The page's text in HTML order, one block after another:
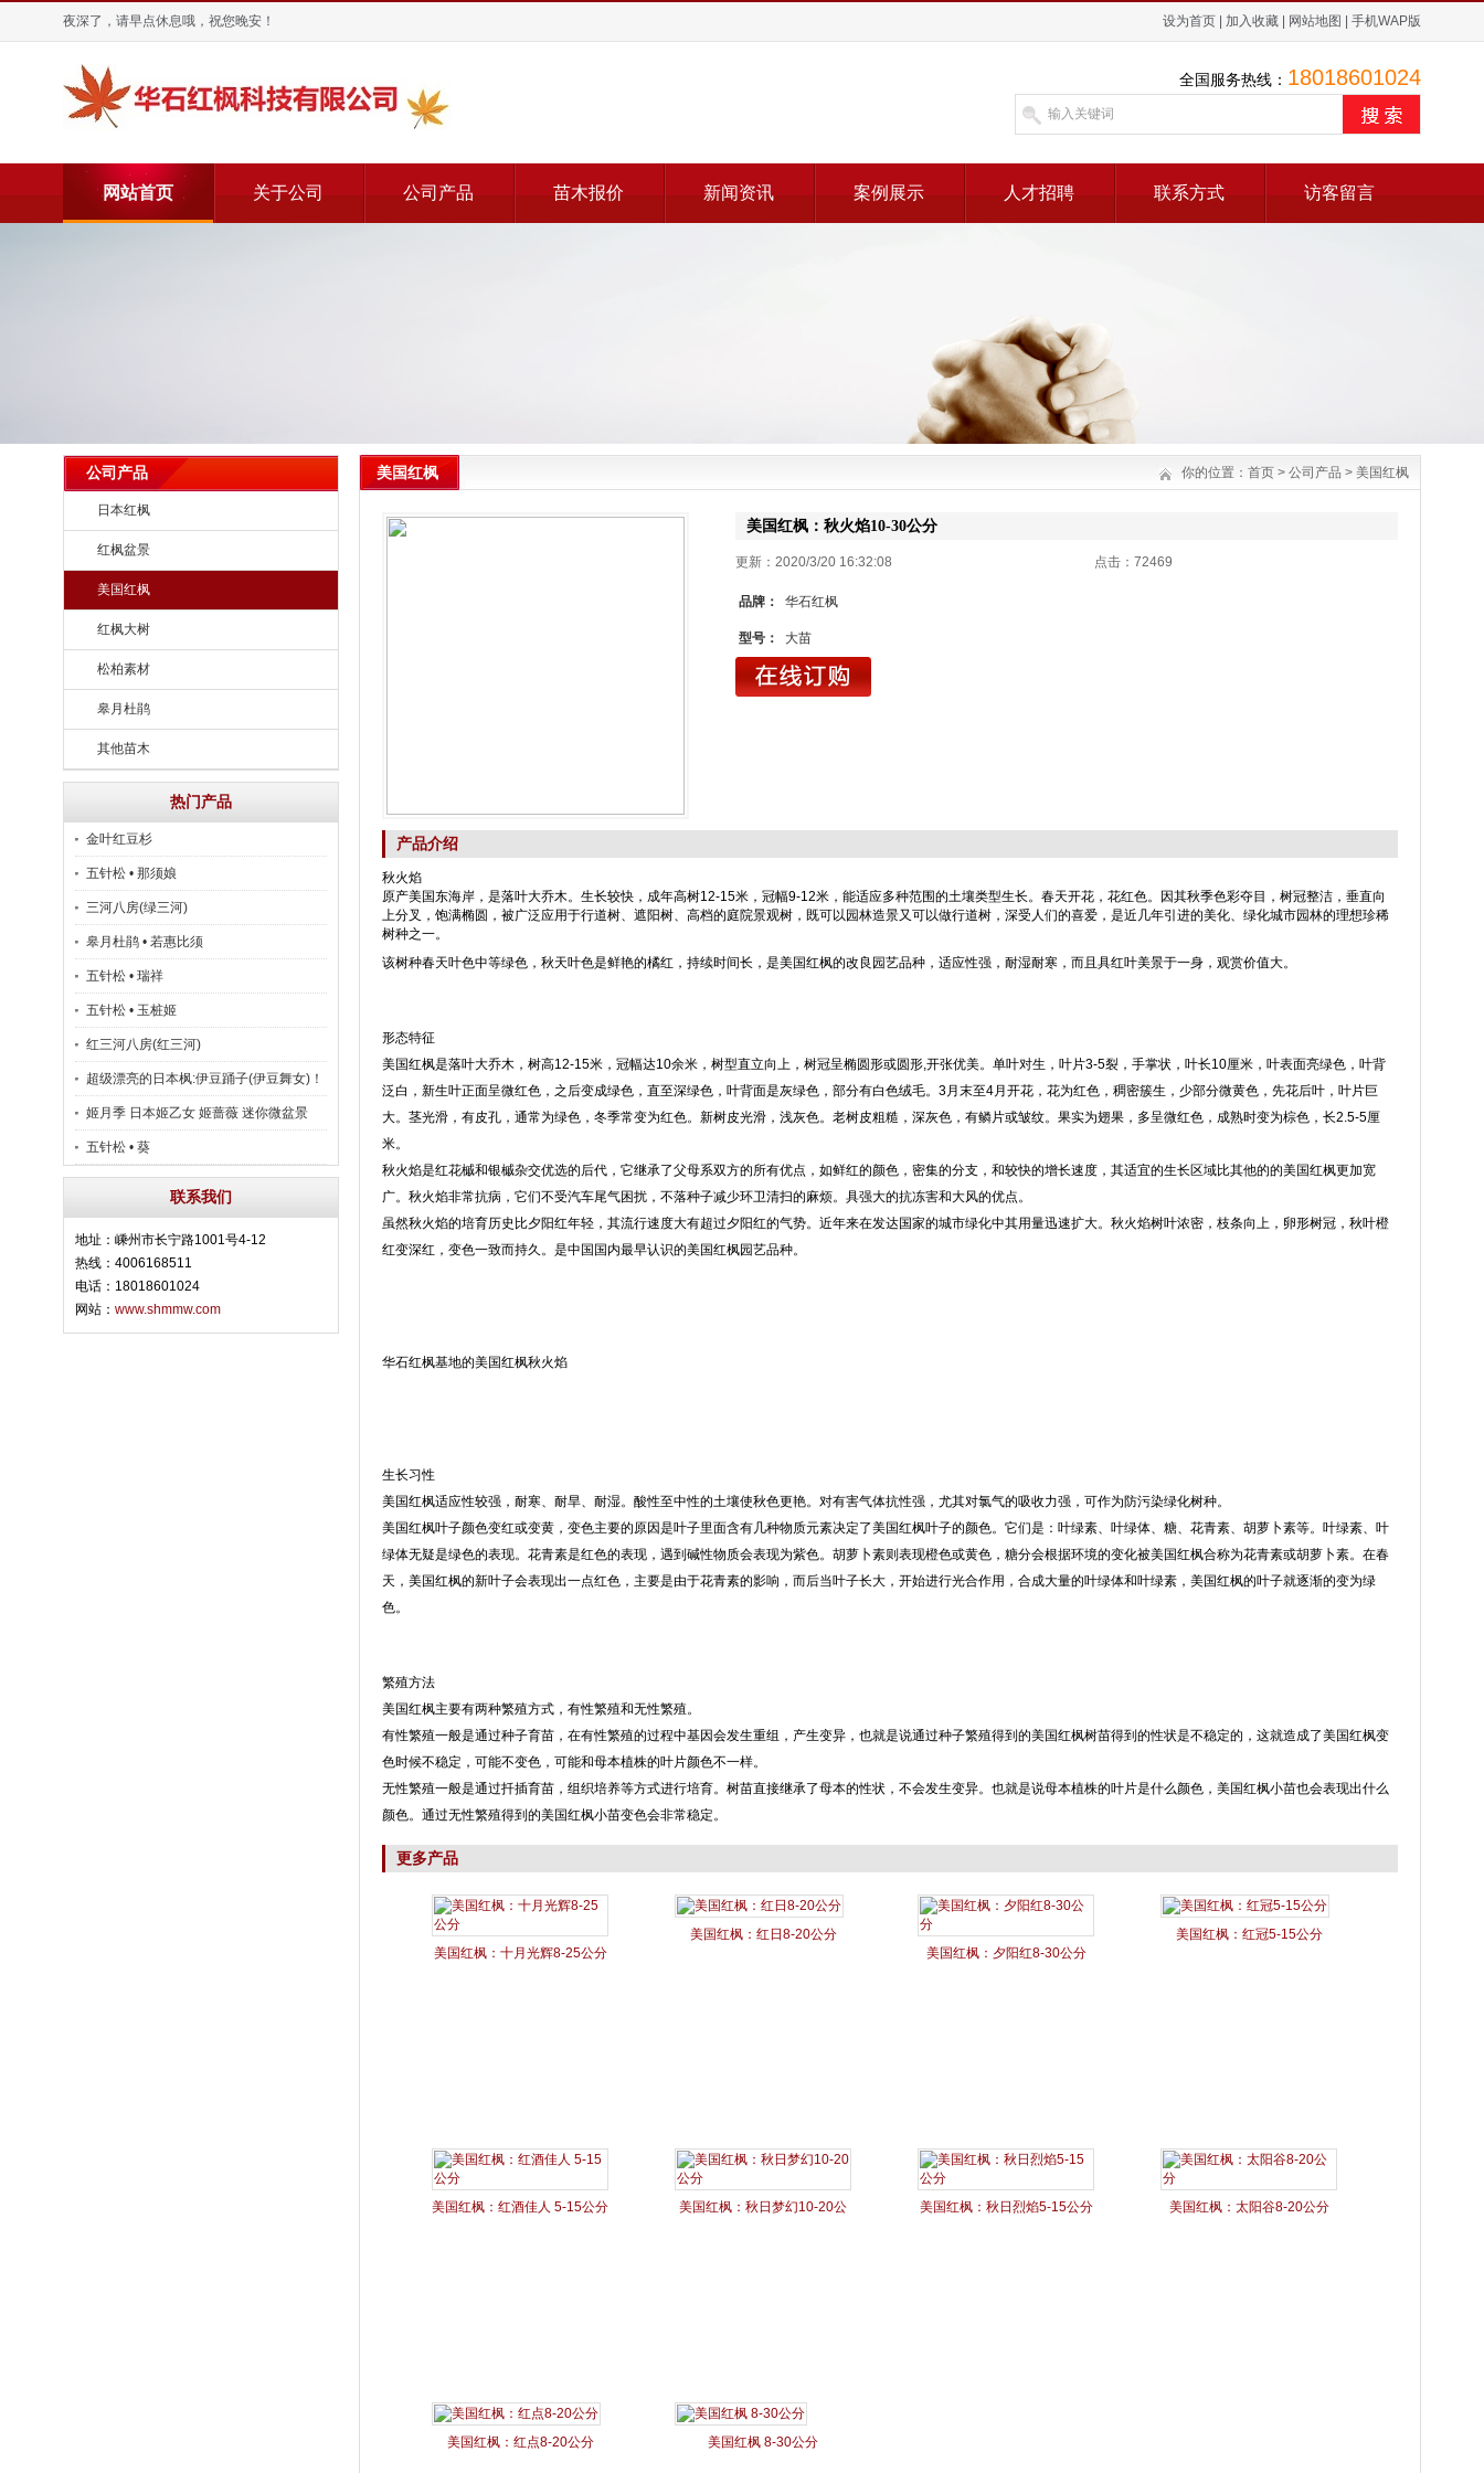
夜深了，请早点休息哦，祝您晚安！ 设为首页 加入收藏 网站地图 手机WAP版
全国服务热线： 18018601024
网站首页 关于公司 公司产品 苗木报价 新闻资讯 案例展示 人才招聘 联系方式 访客留言
1
公司产品
日本红枫
红枫盆景
美国红枫
红枫大树
松柏素材
皋月杜鹃
其他苗木
热门产品
金叶红豆杉
五针松 • 那须娘
三河八房(绿三河)
皋月杜鹃 • 若惠比须
五针松 • 瑞祥
五针松 • 玉桩姬
红三河八房(红三河)
超级漂亮的日本枫:伊豆踊子(伊豆舞女)！
姬月季 日本姬乙女 姬蔷薇 迷你微盆景
五针松 • 葵
联系我们
地址：嵊州市长宁路1001号4-12
热线：4006168511
电话：18018601024
网站： www.shmmw.com
美国红枫 你的位置： 首页 > 公司产品 > 美国红枫
美国红枫：秋火焰10-30公分
更新：2020/3/20 16:32:08 点击：72469
品牌： 华石红枫
型号： 大苗
产品介绍
秋火焰
原产美国东海岸，是落叶大乔木。生长较快，成年高树12-15米，冠幅9-12米，能适应多种范围的土壤类型生长。春天开花，花红色。因其秋季色彩夺目，树冠整洁，垂直向
上分叉，饱满椭圆，被广泛应用于行道树、遮阳树、高档的庭院景观树，既可以园林造景又可以做行道树，深受人们的喜爱，是近几年引进的美化、绿化城市园林的理想珍稀
树种之一。
该树种春天叶色中等绿色，秋天叶色是鲜艳的橘红，持续时间长，是美国红枫的改良园艺品种，适应性强，耐湿耐寒，而且具红叶美景于一身，观赏价值大。
形态特征
美国红枫是落叶大乔木，树高12-15米，冠幅达10余米，树型直立向上，树冠呈椭圆形或圆形,开张优美。单叶对生，叶片3-5裂，手掌状，叶长10厘米，叶表面亮绿色，叶背
泛白，新生叶正面呈微红色，之后变成绿色，直至深绿色，叶背面是灰绿色，部分有白色绒毛。3月末至4月开花，花为红色，稠密簇生，少部分微黄色，先花后叶，叶片巨
大。茎光滑，有皮孔，通常为绿色，冬季常变为红色。新树皮光滑，浅灰色。老树皮粗糙，深灰色，有鳞片或皱纹。果实为翅果，多呈微红色，成熟时变为棕色，长2.5-5厘
米。
秋火焰是红花槭和银槭杂交优选的后代，它继承了父母系双方的所有优点，如鲜红的颜色，密集的分支，和较快的增长速度，其适宜的生长区域比其他的的美国红枫更加宽
广。秋火焰非常抗病，它们不受汽车尾气困扰，不落种子减少环卫清扫的麻烦。具强大的抗冻害和大风的优点。
虽然秋火焰的培育历史比夕阳红年轻，其流行速度大有超过夕阳红的气势。近年来在发达国家的城市绿化中其用量迅速扩大。秋火焰树叶浓密，枝条向上，卵形树冠，秋叶橙
红变深红，变色一致而持久。是中国国内最早认识的美国红枫园艺品种。
华石红枫基地的美国红枫秋火焰
生长习性
美国红枫适应性较强，耐寒、耐旱、耐湿。酸性至中性的土壤使秋色更艳。对有害气体抗性强，尤其对氯气的吸收力强，可作为防污染绿化树种。
美国红枫叶子颜色变红或变黄，变色主要的原因是叶子里面含有几种物质元素决定了美国红枫叶子的颜色。它们是：叶绿素、叶绿体、糖、花青素、胡萝卜素等。叶绿素、叶
绿体无疑是绿色的表现。花青素是红色的表现，遇到碱性物质会表现为紫色。胡萝卜素则表现橙色或黄色，糖分会根据环境的变化被美国红枫合称为花青素或胡萝卜素。在春
天，美国红枫的新叶子会表现出一点红色，主要是由于花青素的影响，而后当叶子长大，开始进行光合作用，合成大量的叶绿体和叶绿素，美国红枫的叶子就逐渐的变为绿
色。
繁殖方法
美国红枫主要有两种繁殖方式，有性繁殖和无性繁殖。
有性繁殖一般是通过种子育苗，在有性繁殖的过程中基因会发生重组，产生变异，也就是说通过种子繁殖得到的美国红枫树苗得到的性状是不稳定的，这就造成了美国红枫变
色时候不稳定，可能不变色，可能和母本植株的叶片颜色不一样。
无性繁殖一般是通过扦插育苗，组织培养等方式进行培育。树苗直接继承了母本的性状，不会发生变异。也就是说母本植株的叶片是什么颜色，美国红枫小苗也会表现出什么
颜色。通过无性繁殖得到的美国红枫小苗变色会非常稳定。
更多产品
美国红枫：十月光辉8-25公分
美国红枫：红日8-20公分
美国红枫：夕阳红8-30公分
美国红枫：红冠5-15公分
美国红枫：红酒佳人 5-15公分 美国红枫：秋日梦幻10-20公 美国红枫：秋日烈焰5-15公分 美国红枫：太阳谷8-20公分
美国红枫：红点8-20公分 美国红枫 8-30公分